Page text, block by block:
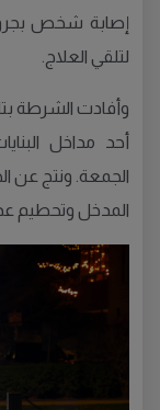
إصابة شخص
لتلقي العلاج.
وأفادت الشرطة
الجمعة. ونتج عن
المدخل وتحطيم